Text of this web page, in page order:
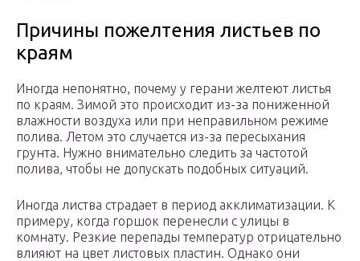
Причины пожелтения листьев по
краям
Иногда непонятно, почему у герани желтеют листья
по краям. Зимой это происходит из-за пониженной
влажности воздуха или при неправильном режиме
полива. Летом это случается из-за пересыхания
грунта. Нужно внимательно следить за частотой
полива, чтобы не допускать подобных ситуаций.
Иногда листва страдает в период акклиматизации. К
примеру, когда горшок перенесли с улицы в
комнату. Резкие перепады температур отрицательно
влияют на цвет листовых пластин. Однако они